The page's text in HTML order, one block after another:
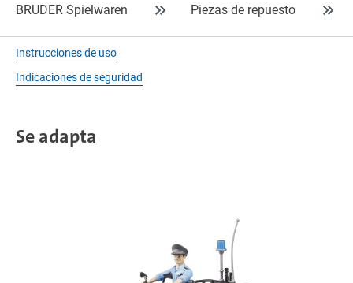
BRUDER Spielwaren Piezas de repuesto
Instrucciones de uso
Indicaciones de seguridad
Se adapta